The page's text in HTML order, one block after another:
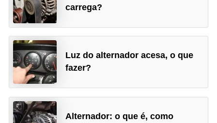
carrega?
Luz do alternador acesa, o que
fazer?
Alternador: o que é, como